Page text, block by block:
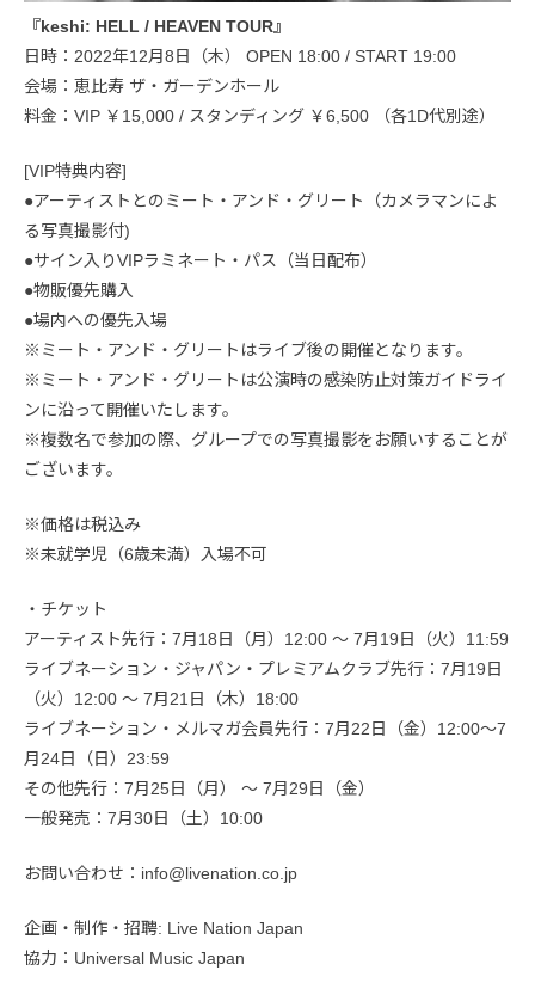
『keshi: HELL / HEAVEN TOUR』
日時：2022年12月8日（木） OPEN 18:00 / START 19:00
会場：恵比寿 ザ・ガーデンホール
料金：VIP ￥15,000 / スタンディング ￥6,500 （各1D代別途）
[VIP特典内容]
●アーティストとのミート・アンド・グリート（カメラマンによ
る写真撮影付)
●サイン入りVIPラミネート・パス（当日配布）
●物販優先購入
●場内への優先入場
※ミート・アンド・グリートはライブ後の開催となります。
※ミート・アンド・グリートは公演時の感染防止対策ガイドライ
ンに沿って開催いたします。
※複数名で参加の際、グループでの写真撮影をお願いすることが
ございます。
※価格は税込み
※未就学児（6歳未満）入場不可
・チケット
アーティスト先行：7月18日（月）12:00 〜 7月19日（火）11:59
ライブネーション・ジャパン・プレミアムクラブ先行：7月19日
（火）12:00 〜 7月21日（木）18:00
ライブネーション・メルマガ会員先行：7月22日（金）12:00〜7
月24日（日）23:59
その他先行：7月25日（月） 〜 7月29日（金）
一般発売：7月30日（土）10:00
お問い合わせ：info@livenation.co.jp
企画・制作・招聘: Live Nation Japan
協力：Universal Music Japan